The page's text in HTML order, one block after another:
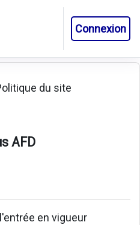
Connexion
du site
AFD
en vigueur